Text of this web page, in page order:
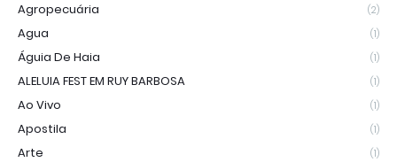
Agropecuária (2)
Agua (1)
Águia De Haia (1)
ALELUIA FEST EM RUY BARBOSA (1)
Ao Vivo (1)
Apostila (1)
Arte (1)